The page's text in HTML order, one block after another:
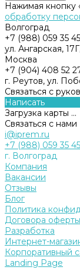
Нажимая кнопку
обработку
Волгоград
+7 (988) 059 35 45
ул. Ангарская,
Москва
+7 (904) 408 52
г. Реутов, ул.
Связаться с
Написать
Загрузка карты ...
Связаться с нами
i@iprem.ru
+7 (988) 059 35 45
г. Волгоград
Компания
Вакансии
Отзывы
Блог
Политика
Договора оферты
Разработка
Интернет-
Корпоративный
Landing Page